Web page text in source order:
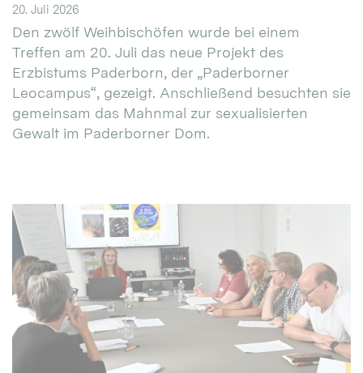
20. Juli 2026
Den zwölf Weihbischöfen wurde bei einem
Treffen am 20. Juli das neue Projekt des
Erzbistums Paderborn, der „Paderborner
Leocampus“, gezeigt. Anschließend besuchten sie
gemeinsam das Mahnmal zur sexualisierten
Gewalt im Paderborner Dom.